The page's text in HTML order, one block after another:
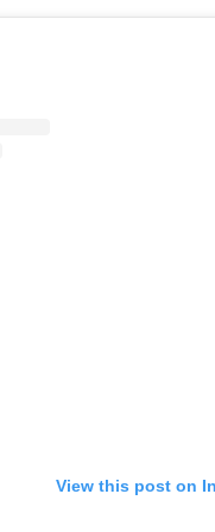
View this post on